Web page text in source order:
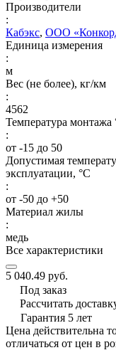
Производители
:
Кабэкс, ООО
Единица измерения
:
м
Вес (не более), кг/км
:
4562
Температура монтажа
:
от -15 до 50
Допустимая
эксплуатации, °C
:
от -50 до +50
Материал жилы
:
медь
Все характеристики
5 040.49 руб.
Под заказ
Рассчитать
Гарантия 5 лет
Цена действительна
отличаться от цен в